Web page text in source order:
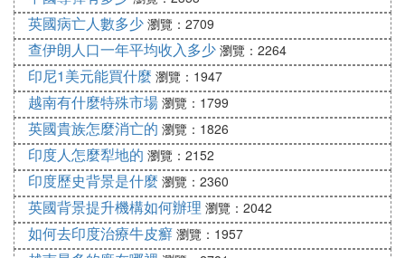
英國病亡人數多少 瀏覽：2709
查伊朗人口一年平均收入多少 瀏覽：2264
印尼1美元能買什麼 瀏覽：1947
越南有什麼特殊市場 瀏覽：1799
英國貴族怎麼消亡的 瀏覽：1826
印度人怎麼犁地的 瀏覽：2152
印度歷史背景是什麼 瀏覽：2360
英國背景提升機構如何辦理 瀏覽：2042
如何去印度治療牛皮癬 瀏覽：1957